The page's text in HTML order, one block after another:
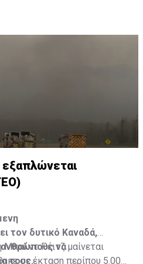
εξαπλώνεται
τον δυτικό Καναδά,
ανθρώπους να
τους.
Μπαλντ Ρέιτζ μαίνεται
σε έκταση περίπου 5.000